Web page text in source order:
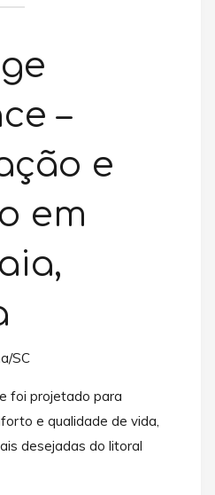
–
e
em
SC
foi projetado para
e qualidade de vida,
desejadas do litoral